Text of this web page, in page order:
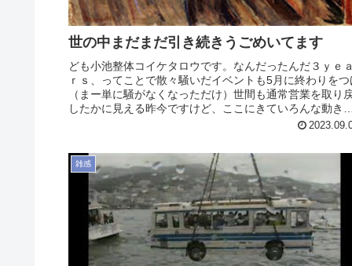
世の中まだまだ引き続きうごめいてます
ども小池整体コイケタロウです。なんだったんだ３ｙｅ
ｒｓ、ってことで散々騒いだイベントも5月に終わりを
（まー単に騒がなくなっただけ）世間も通常営業を取り
したかに見える昨今ですけど、ここにきていろんな動き
雑感